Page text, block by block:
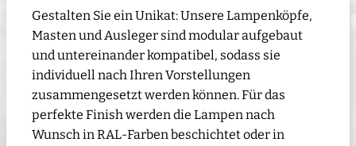
Gestalten Sie ein Unikat: Unsere Lampenköpfe,
Masten und Ausleger sind modular aufgebaut
und untereinander kompatibel, sodass sie
individuell nach Ihren Vorstellungen
zusammengesetzt werden können. Für das
perfekte Finish werden die Lampen nach
Wunsch in RAL-Farben beschichtet oder in